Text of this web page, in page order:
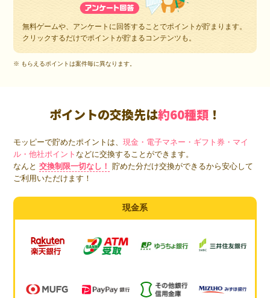
無料ゲームや、アンケートに回答することでポイントが貯まります。
クリックするだけでポイントが貯まるコンテンツも。
※ もらえるポイントは案件毎に異なります。
ポイントの交換先は約60種類 ！
モッピーで貯めたポイントは、現金・電子マネー・ギフト券・マイ
ル・他社ポイントなどに交換することができます。
なんと 交換制限一切なし！
貯めた分だけ交換ができるから安心して
ご利用いただけます！
現金系